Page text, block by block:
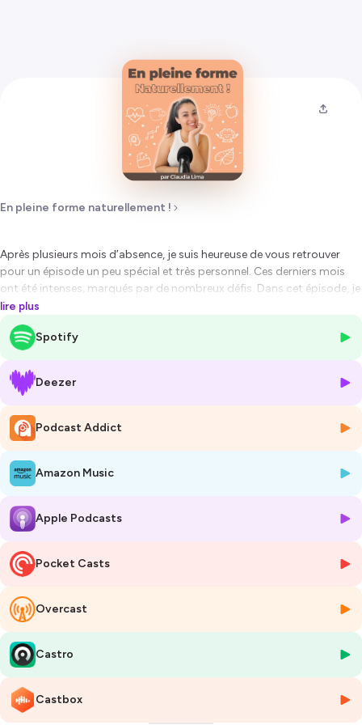
En pleine forme naturellement !
Après plusieurs mois d’absence, je suis heureuse de vous retrouver
pour un épisode un peu spécial et très personnel. Ces derniers mois
ont été intenses, marqués par de nombreux défis. Dans cet épisode, je
partage avec vous les enseignements que j’ai tirés de cette période
compliquée, et je vous invite à réfléchir à une question essentielle :
ce que vous faites preuve de la même bienveillance envers
Nous parlerons de l’importance de s’accorder du temps, d’accepter
bienveillant 🤍
Retrouvez l’essentiel de cet épisode sous forme d’article pour
retrouver facilement les idées principales :
pour-cultiver-la-bienveillance-interieure
* Visitez mon site web : www.claudia-lima.fr
* Suivez-moi sur Instagram et TikTok : @madame_reflexologie
* Rejoignez-moi sur Facebook : @madame_reflexologie
* Vous êtes un professionnel ? On se retrouve sur LinkedIn !
⚠️ Avis important : ***** Tous les sujets abordés dans ce podcast
s'inscrivent dans une démarche complémentaire et intégrative et ne
remplacent en AUCUN CAS un traitement ou un suivi médical *****
Hébergé par Ausha. Visitez
lire plus
Spotify
Deezer
Podcast Addict
Amazon Music
Apple Podcasts
Pocket Casts
Overcast
Castro
Castbox